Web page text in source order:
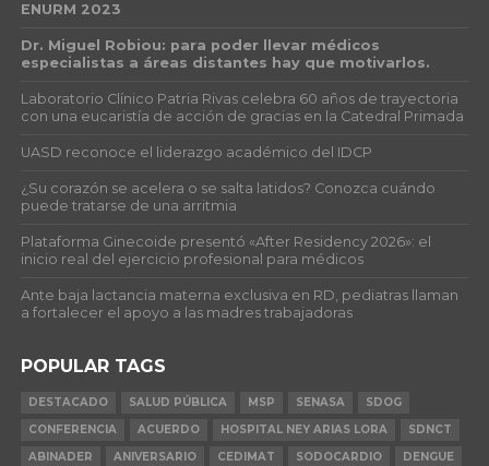
ENURM 2023
Dr. Miguel Robiou: para poder llevar médicos
especialistas a áreas distantes hay que motivarlos.
Laboratorio Clínico Patria Rivas celebra 60 años de trayectoria
con una eucaristía de acción de gracias en la Catedral Primada
UASD reconoce el liderazgo académico del IDCP
¿Su corazón se acelera o se salta latidos? Conozca cuándo
puede tratarse de una arritmia
Plataforma Ginecoide presentó «After Residency 2026»: el
inicio real del ejercicio profesional para médicos
Ante baja lactancia materna exclusiva en RD, pediatras llaman
a fortalecer el apoyo a las madres trabajadoras
POPULAR TAGS
DESTACADO SALUD PÚBLICA MSP SENASA
SDOG
CONFERENCIA
ACUERDO HOSPITAL NEY ARIAS LORA
SDNCT
ABINADER
ANIVERSARIO CEDIMAT SODOCARDIO DENGUE